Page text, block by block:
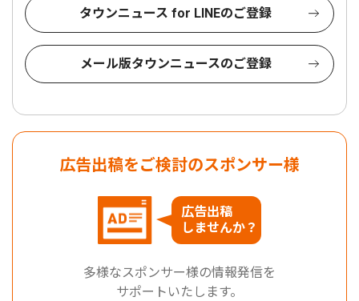
タウンニュース for LINEのご登録
メール版タウンニュースのご登録
広告出稿をご検討のスポンサー様
広告出稿
しませんか？
多様なスポンサー様の情報発信を
サポートいたします。